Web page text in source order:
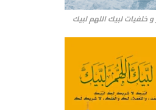
خلفيات لبيك اللهم لبيك